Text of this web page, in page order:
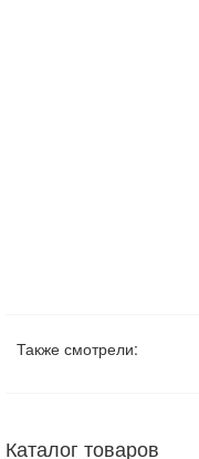
Также смотрели:
Каталог товаров